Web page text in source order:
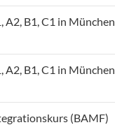
A2, B1, C1 in München
A2, B1, C1 in München
(BAMF)